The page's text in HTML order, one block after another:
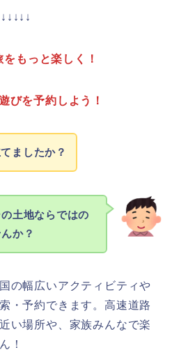
↓↓↓↓↓
もっと楽しく！
びを予約しよう！
ましたか？
土地ならではの
か？
の幅広いアクティビティや
・予約できます。高速道路
い場所や、家族みんなで楽
！